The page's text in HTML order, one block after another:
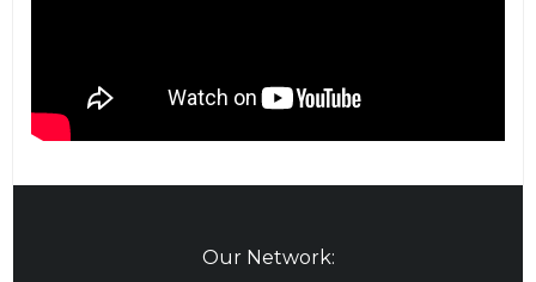
Our Network: